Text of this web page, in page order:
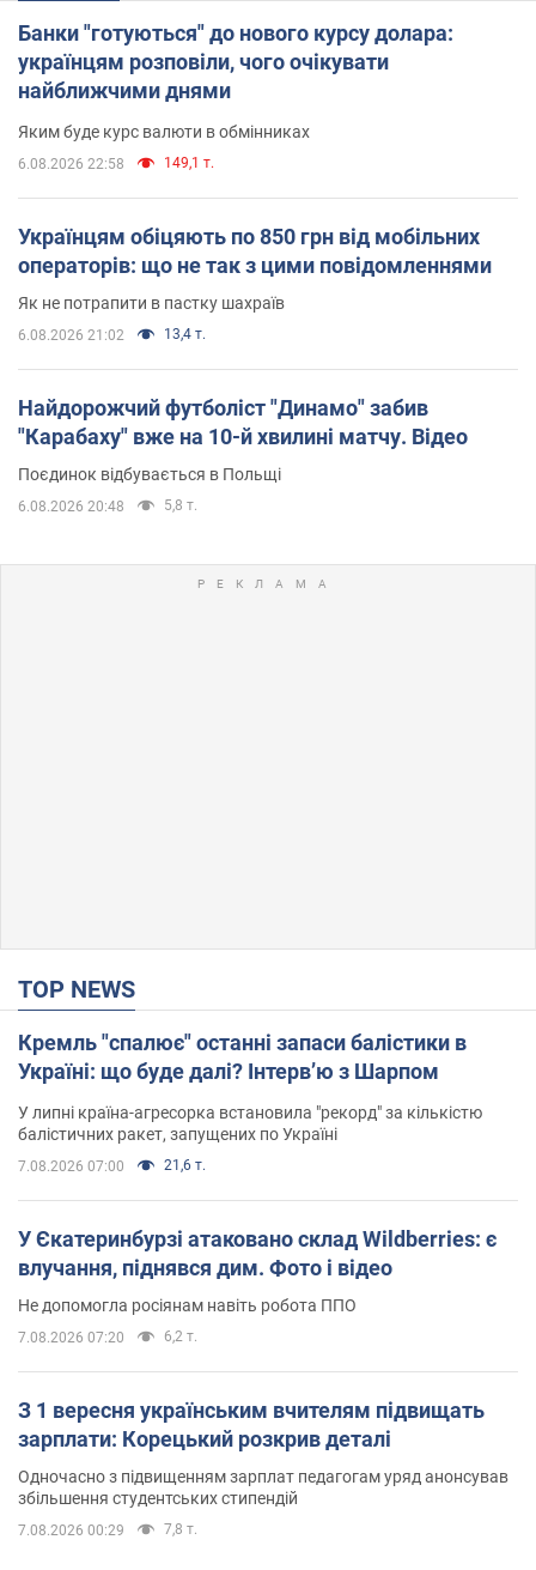
Банки "готуються" до нового курсу долара:
українцям розповіли, чого очікувати
найближчими днями
Яким буде курс валюти в обмінниках
6.08.2026 22:58 149,1 т.
Українцям обіцяють по 850 грн від мобільних
операторів: що не так з цими повідомленнями
Як не потрапити в пастку шахраїв
6.08.2026 21:02 13,4 т.
Найдорожчий футболіст "Динамо" забив
"Карабаху" вже на 10-й хвилині матчу. Відео
Поєдинок відбувається в Польщі
6.08.2026 20:48 5,8 т.
TOP NEWS
Кремль "спалює" останні запаси балістики в
Україні: що буде далі? Інтерв’ю з Шарпом
У липні країна-агресорка встановила "рекорд" за кількістю
балістичних ракет, запущених по Україні
7.08.2026 07:00 21,6 т.
У Єкатеринбурзі атаковано склад Wildberries: є
влучання, піднявся дим. Фото і відео
Не допомогла росіянам навіть робота ППО
7.08.2026 07:20 6,2 т.
З 1 вересня українським вчителям підвищать
зарплати: Корецький розкрив деталі
Одночасно з підвищенням зарплат педагогам уряд анонсував
збільшення студентських стипендій
7.08.2026 00:29 7,8 т.